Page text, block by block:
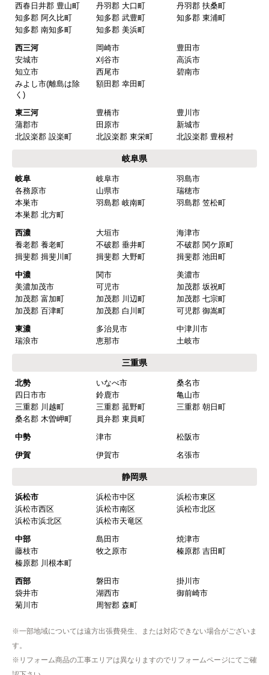
はい
商品の梱包は必要十分なものでしたか？
またこのショップを利用したいですか？
はい
【注文商品】換気扇・レンジフー
ド 【注文時期】2025年08月頃（モバイル
から）
【このショップを選んだ理由は？】
値段がとても安かったしレビューの内容がよかっ
た
予定通りで
マークレ さん
欲しい商品をスムーズに注文できましたか？
ショップからの連絡や対応は適切でしたか？
予定の期日までに商品が届きましたか？
商品の梱包は必要十分なものでしたか？
またこのショップを利用したいですか？
はい
【注文商品】浄水器・整水器 【注文時
期】2025年07月頃（モバイルから）
【このショップを選んだ理由は？】
近隣で安く、評判が良かったため
取付工事の数日前に調整して届けてくれた
【その他感想・コメント】
西春日井郡 豊山町
丹羽郡 大口町
丹羽郡 扶桑町
知多郡 阿久比町
知多郡 武豊町
知多郡 東浦町
知多郡 南知多町
知多郡 美浜町
西三河
岡崎市
豊田市
安城市
刈谷市
高浜市
知立市
西尾市
碧南市
みよし市(離島は除
く)
額田郡 幸田町
東三河 豊橋市
豊川市
蒲郡市
田原市
新城市
北設楽郡 設楽町
北設楽郡 東栄町 北設楽郡 豊根村
岐阜県
岐阜 岐阜市
羽島市
各務原市
山県市
瑞穂市
本巣市
羽島郡 岐南町
羽島郡 笠松町
本巣郡 北方町
西濃
大垣市
海津市
養老郡 養老町
不破郡 垂井町
不破郡 関ケ原町
揖斐郡 揖斐川町
揖斐郡 大野町
揖斐郡 池田町
中濃
関市
美濃市
美濃加茂市
可児市
加茂郡 坂祝町
加茂郡 富加町
加茂郡 川辺町
加茂郡 七宗町
加茂郡 百津町
加茂郡 白川町
可児郡 御嵩町
東濃
多治見市
中津川市
瑞浪市
恵那市 土岐市
三重県
北勢 いなべ市
桑名市
四日市市
鈴鹿市
亀山市
三重郡 川越町
三重郡 菰野町
三重郡 朝日町
桑名郡 木曽岬町
員弁郡 東員町
中勢
津市
松阪市
伊賀
伊賀市 名張市
静岡県
浜松市 浜松市中区
浜松市東区
浜松市西区
浜松市南区
浜松市北区
浜松市浜北区
浜松市天竜区
中部
島田市
焼津市
藤枝市
牧之原市
榛原郡 吉田町
榛原郡 川根本町
西部
磐田市
掛川市
袋井市
湖西市
御前崎市
菊川市
周智郡 森町
※一部地域については遠方出張費発生、または対応できない場合がございま
す。
※リフォーム商品の工事エリアは異なりますのでリフォームページにてご確